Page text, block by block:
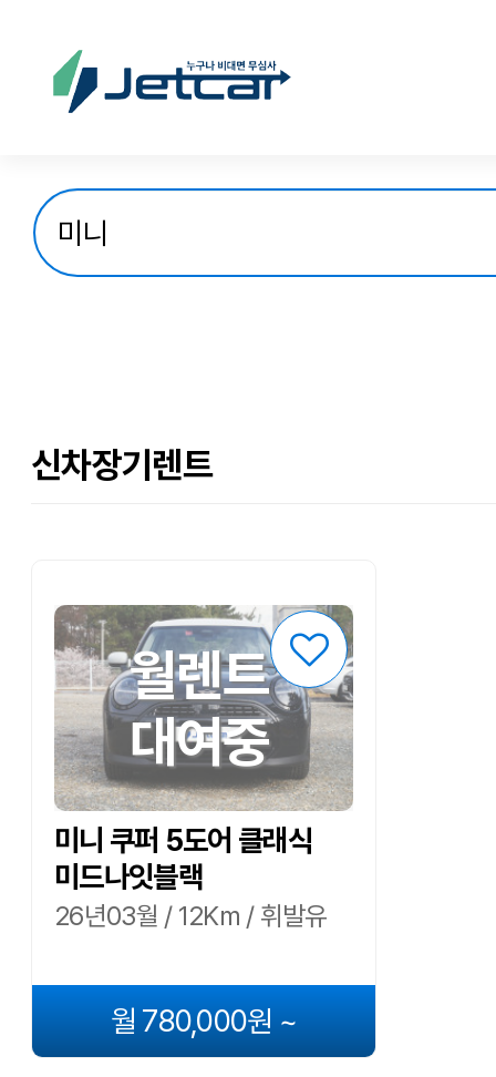
신차장기렌트
월렌트
대여중
미니 쿠퍼 5도어 클래식
미드나잇블랙
26년03월 / 12Km / 휘발유
월 780,000원 ~